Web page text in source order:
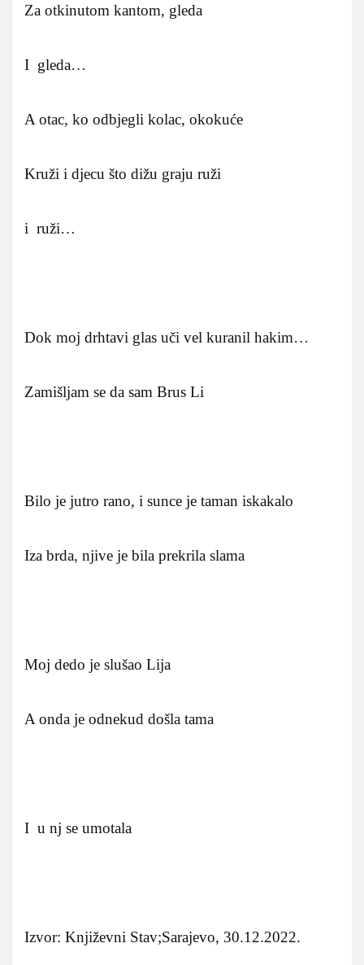
Za otkinutom kantom, gleda
I gleda…
A otac, ko odbjegli kolac, okokuće
Kruži i djecu što dižu graju ruži
i ruži…
Dok moj drhtavi glas uči vel kuranil hakim…
Zamišljam se da sam Brus Li
Bilo je jutro rano, i sunce je taman iskakalo
Iza brda, njive je bila prekrila slama
Moj dedo je slušao Lija
A onda je odnekud došla tama
I u nj se umotala
Izvor: Književni Stav;Sarajevo, 30.12.2022.